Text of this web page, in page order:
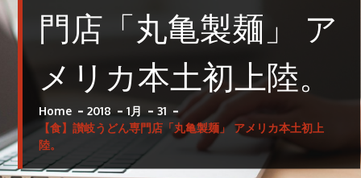
門店「丸亀製麺」 ア
メリカ本土初上陸。
Home 2018 1月
31
【食】讃岐うどん専門店「丸亀製麺」 アメリカ本土初上
陸。